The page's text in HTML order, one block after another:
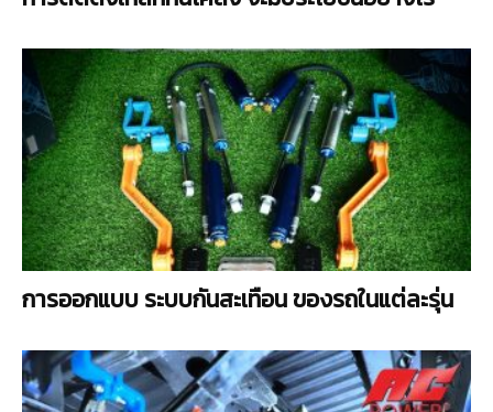
การออกแบบ ระบบกันสะเทือน ของรถในแต่ละรุ่น